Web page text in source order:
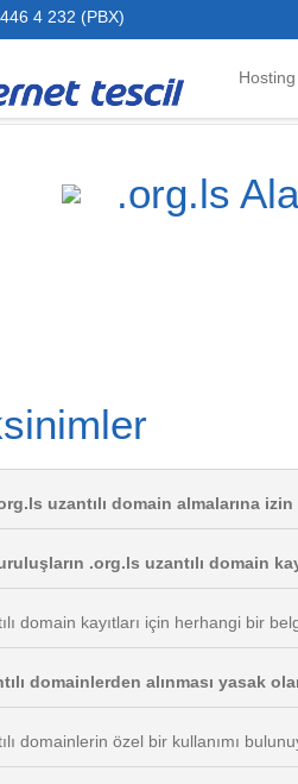
4 232 (PBX)
Hosting
.org.ls
uzantılı domain almalarına
.org.ls uzantılı domain
domain kayıtları için herhangi bir
domainlerden alınması yasak
domainlerin özel bir kullanımı